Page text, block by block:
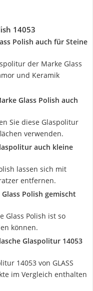
14053
Polish auch für Steine
der Marke Glass
und Keramik
Glass Polish auch
Sie diese Glaspolitur
verwenden.
auch kleine
lassen sich mit
entfernen.
Polish gemischt
Glass Polish ist so
können.
Glaspolitur 14053
14053 von GLASS
im Vergleich enthalten